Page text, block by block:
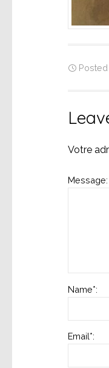
Posted
Votre
Message:
Name*:
Email*: